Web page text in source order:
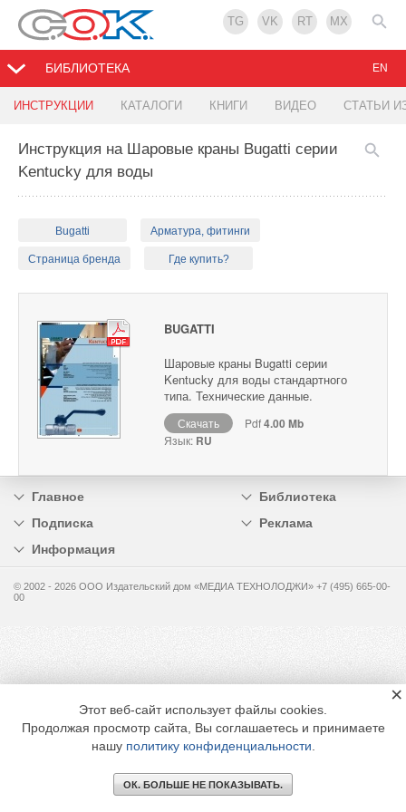
TG VK RT MX
БИБЛИОТЕКА
ИНСТРУКЦИИ КАТАЛОГИ КНИГИ ВИДЕО СТАТЬИ
EN
Инструкция на Шаровые краны Bugatti серии
Kentucky для воды
Bugatti Арматура, фитинги
Страница бренда Где купить?
BUGATTI
Шаровые краны Bugatti серии
Kentucky для воды стандартного
типа. Технические данные.
Скачать Pdf4.00 Mb
Язык: RU
Главное
Библиотека
Подписка
Реклама
Информация
© 2002 - 2026 OOO Издательский дом «МЕДИА ТЕХНОЛОДЖИ» +7 (495) 665-00-
00
Этот веб-сайт использует файлы cookies.
Продолжая просмотр сайта, Вы соглашаетесь и принимаете
нашу политику конфиденциальности
ОК. БОЛЬШЕ НЕ ПОКАЗЫВАТЬ.
×